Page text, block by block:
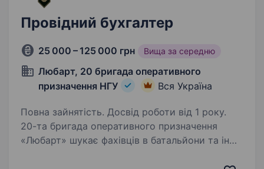
Провідний бухгалтер
25 000 – 125 000 грн Вища за середню
Любарт, 20 бригада оперативного
призначення НГУ
Вся Україна
Повна зайнятість. Досвід роботи від 1 року.
20-та бригада оперативного призначення
«Любарт» шукає фахівців в батальйони та інші